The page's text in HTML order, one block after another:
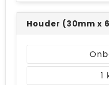
Houder (30mm x
1